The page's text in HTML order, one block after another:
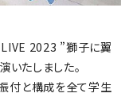
2023 ”獅子に翼
いたしました。
付と構成を全て学生